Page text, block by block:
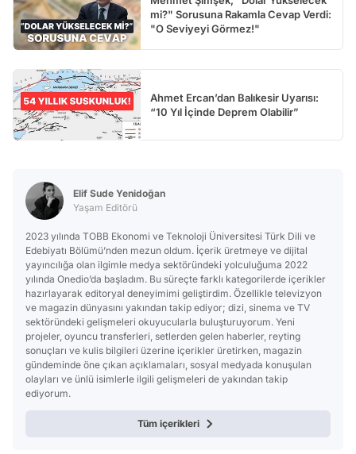
mi?" Sorusuna Rakamla Cevap Verdi:
"O Seviyeyi Görmez!"
Ahmet Ercan’dan Balıkesir Uyarısı:
“10 Yıl İçinde Deprem Olabilir”
Elif Sude Yenidoğan
Yaşam Editörü
2023 yılında TOBB Ekonomi ve Teknoloji Üniversitesi Türk Dili ve
Edebiyatı Bölümü’nden mezun oldum. İçerik üretmeye ve dijital
yayıncılığa olan ilgimle medya sektöründeki yolculuğuma 2022
yılında Onedio’da başladım. Bu süreçte farklı kategorilerde içerikler
hazırlayarak editoryal deneyimimi geliştirdim. Özellikle televizyon
ve magazin dünyasını yakından takip ediyor; dizi, sinema ve TV
sektöründeki gelişmeleri okuyucularla buluşturuyorum. Yeni
projeler, oyuncu transferleri, setlerden gelen haberler, reyting
sonuçları ve kulis bilgileri üzerine içerikler üretirken, magazin
gündeminde öne çıkan açıklamaları, sosyal medyada konuşulan
olayları ve ünlü isimlerle ilgili gelişmeleri de yakından takip
ediyorum.
Tüm içerikleri